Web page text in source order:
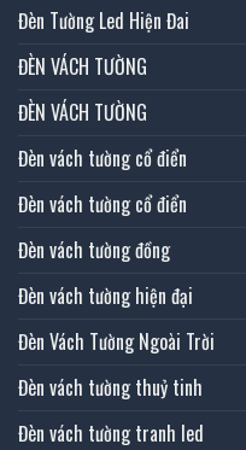
Đèn Tường Led Hiện Đai
ĐÈN VÁCH TƯỜNG
ĐÈN VÁCH TƯỜNG
Đèn vách tường cổ điển
Đèn vách tường cổ điển
Đèn vách tường đồng
Đèn vách tường hiện đại
Đèn Vách Tường Ngoài Trời
Đèn vách tường thuỷ tinh
Đèn vách tường tranh led